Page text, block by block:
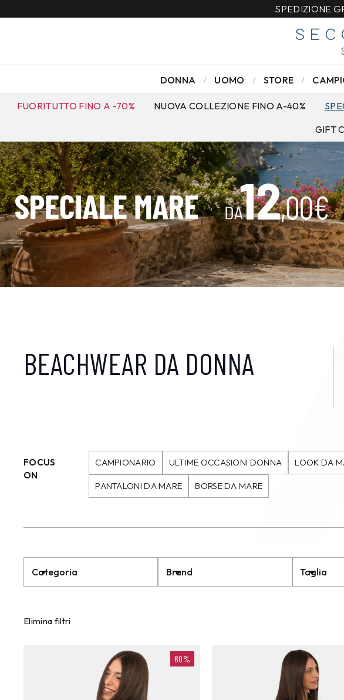
SPEDIZIONE
DONNA
FUORITUTTO FINO A -70% NUOVA COLLEZIONE FINO A-40%
GIFT
UOMO STORE
BEACHWEAR DA DONNA
FOCUS
ON
CAMPIONARIO ULTIME OCCASIONI DONNA LOOK DA
PANTALONI DA MARE BORSE DA MARE
Categoria Brand Taglia
Elimina filtri
60%